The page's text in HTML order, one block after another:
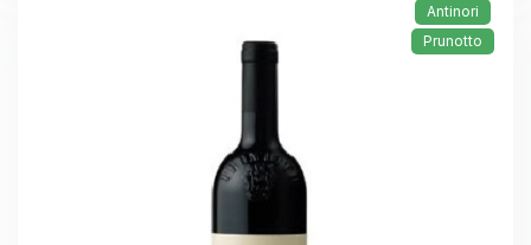
Antinori
Prunotto